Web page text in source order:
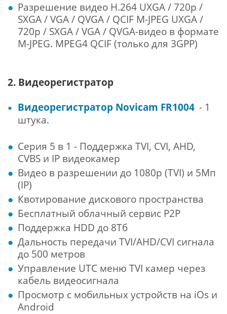
Разрешение видео H.264 UXGA / 720p /
SXGA / VGA / QVGA / QCIF M-JPEG UXGA /
720p / SXGA / VGA / QVGA-видео в формате
M-JPEG. MPEG4 QCIF (только для 3GPP)
2. Видеорегистратор
Видеорегистратор Novicam FR1004 - 1
штука.
Серия 5 в 1 - Поддержка TVI, CVI, AHD,
CVBS и IP видеокамер
Видео в разрешении до 1080p (TVI) и 5Мп
(IP)
Квотирование дискового пространства
Бесплатный облачный сервис Р2Р
Поддержка HDD до 8Тб
Дальность передачи TVI/AHD/CVI сигнала
до 500 метров
Управление UTC меню TVI камер через
кабель видеосигнала
Просмотр с мобильных устройств на iOs и
Android